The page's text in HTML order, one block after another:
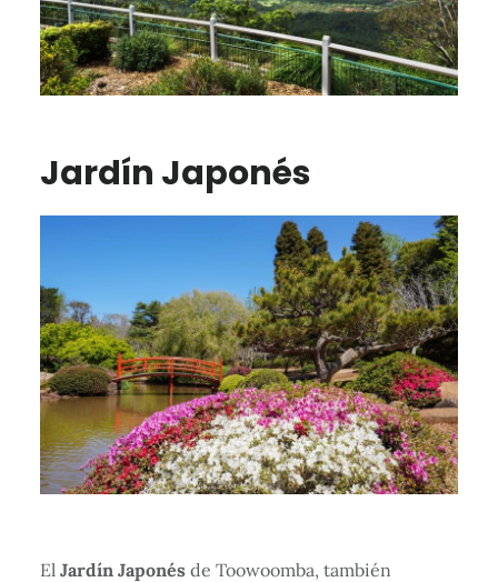
Jardín Japonés
El Jardín Japonésde Toowoomba, también